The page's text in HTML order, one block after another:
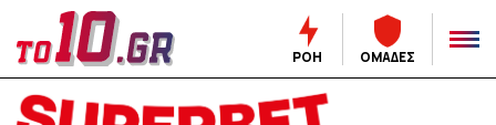
ΡΟΗ ΟΜΑΔΕΣ